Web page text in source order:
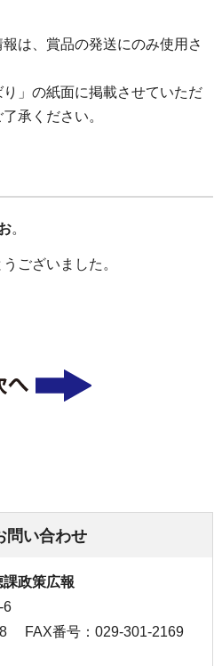
は、賞品の発送にのみ使用さ
」の紙面に掲載させていただ
承ください。
。
ございました。
問い合わせ
政策広報
6
FAX番号：029-301-2169